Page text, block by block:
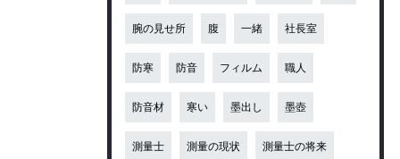
腕の見せ所 腹 一緒 社長室
防寒 防音 フィルム 職人
防音材 寒い 墨出し 墨壺
測量士 測量の現状 測量士の将来